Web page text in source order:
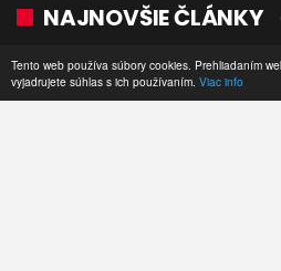
Tento web používa súbory cookies. Prehliadaním
vyjadrujete súhlas s ich používaním. Viac info
NAJNOVŠIE ČLÁNKY
TEST: Dacia
Trojitý útok